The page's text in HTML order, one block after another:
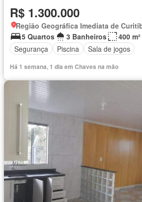
R$ 1.300.000
5 Quartos
3 Banheiros
400 m²
Segurança
Piscina Sala de jogos
Há 1 semana, 1 dia em Chaves na mão